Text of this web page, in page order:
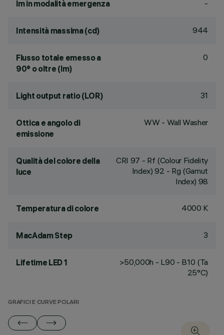
lm in modalità emergenza -
Intensità massima (cd) 944
Flusso totale emesso a
90° o oltre (lm)
0
Light output ratio (LOR) 31
Ottica e angolo di
emissione
WW - Wall Washer
Qualità del colore della
luce
CRI 97 - Rf (Colour Fidelity
Index) 92 - Rg (Gamut
Index) 98
Temperatura di colore 4000 K
MacAdam Step 3
Lifetime LED 1
>50,000h - L90 - B10 (Ta
25°C)
GRAFICI E CURVE POLARI